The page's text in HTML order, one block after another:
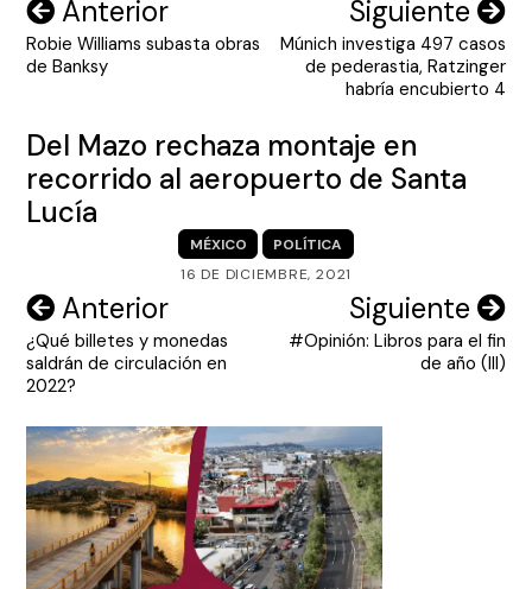
Navegación
de
Anterior
Robie Williams subasta obras
de Banksy
Siguiente
Múnich investiga 497 casos
de pederastia, Ratzinger
habría encubierto 4
Del Mazo rechaza montaje en
recorrido al aeropuerto de Santa
Lucía
MÉXICO
POLÍTICA
16 DE DICIEMBRE, 2021
Navegación
de
entradas
Anterior
¿Qué billetes y monedas
saldrán de circulación en
2022?
Siguiente
#Opinión: Libros para el fin
de año (III)